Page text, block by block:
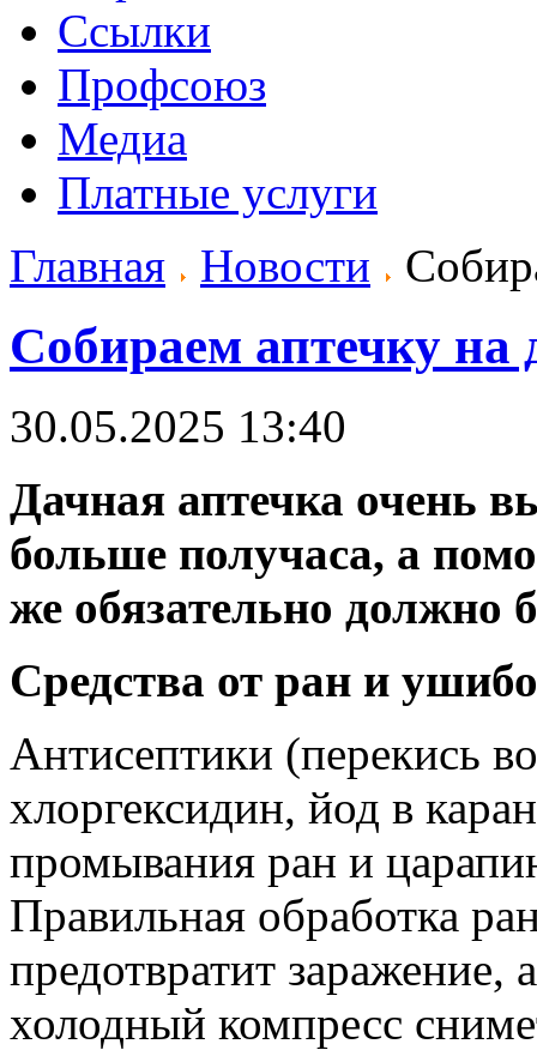
Ссылки
Профсоюз
Медиа
Платные услуги
Главная
Новости
Собираем аптечку на
30.05.2025 13:40
Дачная аптечка очень
больше получаса, а
же обязательно должно
Средства от ран и
Антисептики (перекись
хлоргексидин, йод в
промывания ран и
Правильная обработка
предотвратит заражение, а
холодный компресс